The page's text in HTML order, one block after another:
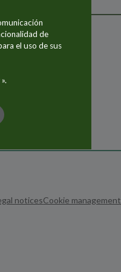
noticesCookie management
de
el uso de sus